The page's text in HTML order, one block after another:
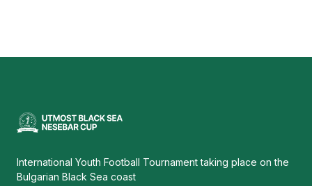
International Youth Football Tournament taking place on the
Bulgarian Black Sea coast